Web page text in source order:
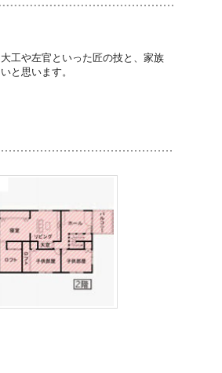
工や左官といった匠の技と、家族
と思います。